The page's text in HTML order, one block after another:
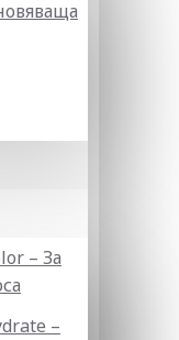
– За
–